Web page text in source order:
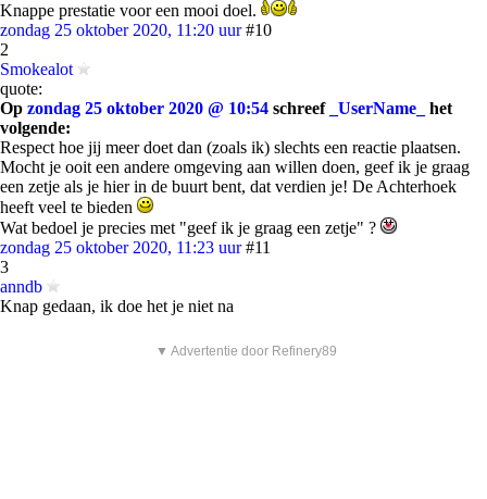
Knappe prestatie voor een mooi doel.
zondag 25 oktober 2020, 11:20 uur #10
2
Smokealot
quote:
Op zondag 25 oktober 2020 @ 10:54 schreef _UserName_
het
volgende:
Respect hoe jij meer doet dan (zoals ik) slechts een reactie plaatsen.
Mocht je ooit een andere omgeving aan willen doen, geef ik je graag
een zetje als je hier in de buurt bent, dat verdien je! De Achterhoek
heeft veel te bieden
Wat bedoel je precies met "geef ik je graag een zetje" ?
zondag 25 oktober 2020, 11:23 uur #11
3
anndb
Knap gedaan, ik doe het je niet na
▼ Advertentie door Refinery89